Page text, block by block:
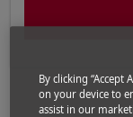
By clicking “Accept
on your device to
assist in our